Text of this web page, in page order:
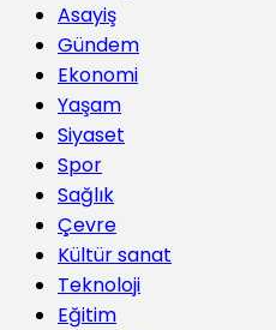
Asayiş
Gündem
Ekonomi
Yaşam
Siyaset
Spor
Sağlık
Çevre
Kültür sanat
Teknoloji
Eğitim